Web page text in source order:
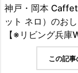
神戸・岡本
ット ネロ）のお
【※リビング兵庫
この記